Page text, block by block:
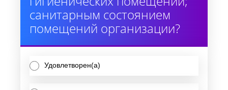
санитарным состоянием
помещений организации?
Удовлетворен(а)